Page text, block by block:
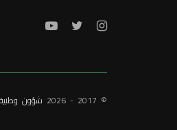
© 2017 - 2026 شؤون وطنية